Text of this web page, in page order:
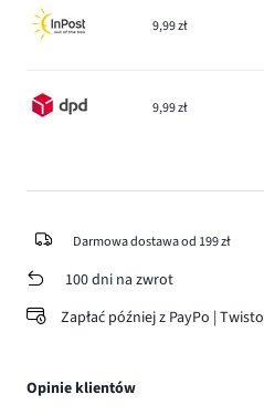
9,99 zł
9,99 zł
Darmowa dostawa od 199 zł
100 dni na zwrot
Zapłać później z PayPo | Twisto
Opinie klientów